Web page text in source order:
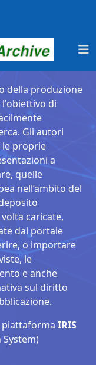
della produzione
l'obiettivo di
Gli autori
le proprie
a
quelle
nell’ambito del
caricate,
dal portale
o importare
le
e anche
sul diritto
piattaforma IRIS